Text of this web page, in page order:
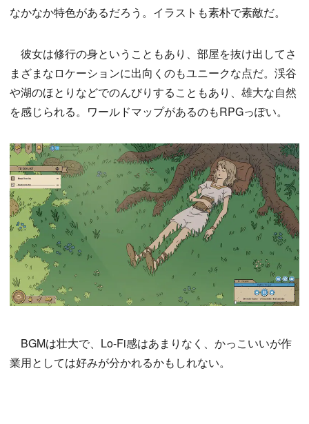
なかなか特色があるだろう。イラストも素朴で素敵だ。
彼女は修行の身ということもあり、部屋を抜け出してさ
まざまなロケーションに出向くのもユニークな点だ。渓谷
や湖のほとりなどでのんびりすることもあり、雄大な自然
を感じられる。ワールドマップがあるのもRPGっぽい。
BGMは壮大で、Lo-Fi感はあまりなく、かっこいいが作
業用としては好みが分かれるかもしれない。